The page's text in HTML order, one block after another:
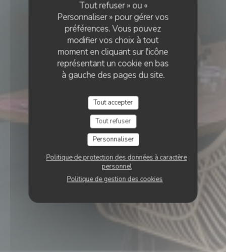
Tout refuser » ou «
Personnaliser » pour gérer vos
préférences. Vous pouvez
modifier vos choix à tout
moment en cliquant sur l'icône
représentant un cookie en bas
à gauche des pages du site.
Tout accepter
Tout refuser
Personnaliser
Politique de protection des données à caractère
personnel
Politique de gestion des cookies
RÉSERVER